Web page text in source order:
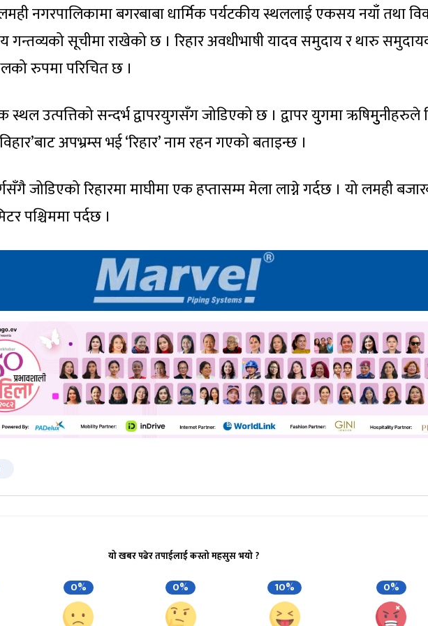
नगरपालिकामा बगरबाबा धार्मिक पर्यटकीय स्थललाई एकसय नयाँ तथा
गन्तव्यको सूचीमा राखेको छ । रिहार अवधीभाषी यादव समुदाय र थारु
रुपमा परिचित छ ।
स्थल उत्पत्तिको सन्दर्भ द्वापरयुगसँग जोडिएको छ । द्वापर युुगमा ऋषिमुुनीहरुले
अपभ्रम्स भई ‘रिहार’ नाम रहन गएको बताइन्छ ।
जोडिएको रिहारमा माघीमा एक हप्तासम्म मेला लाग्ने गर्दछ । यो लमही
पश्चिममा पर्दछ ।
यो खबर पढेर तपाईलाई कस्तो महसुस भयो ?
0% 0% 10% 0%